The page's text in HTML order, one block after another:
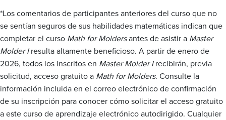
*Los comentarios de participantes anteriores del curso que no
se sentían seguros de sus habilidades matemáticas indican que
completar el curso Math for Moldersantes de asistir a Master
Molder Iresulta altamente beneficioso. A partir de enero de
2026, todos los inscritos en Master Molder Irecibirán, previa
solicitud, acceso gratuito a Math for Molders. Consulte la
información incluida en el correo electrónico de confirmación
de su inscripción para conocer cómo solicitar el acceso gratuito
a este curso de aprendizaje electrónico autodirigido. Cualquier